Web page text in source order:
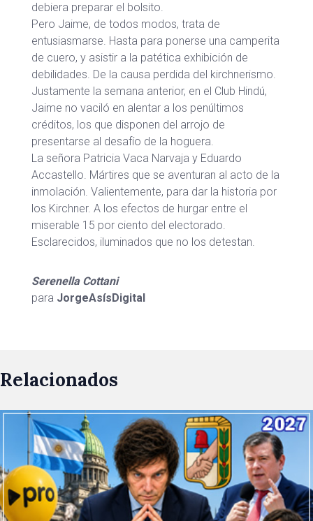
debiera preparar el bolsito.
Pero Jaime, de todos modos, trata de
entusiasmarse. Hasta para ponerse una camperita
de cuero, y asistir a la patética exhibición de
debilidades. De la causa perdida del kirchnerismo.
Justamente la semana anterior, en el Club Hindú,
Jaime no vaciló en alentar a los penúltimos
créditos, los que disponen del arrojo de
presentarse al desafío de la hoguera.
La señora Patricia Vaca Narvaja y Eduardo
Accastello. Mártires que se aventuran al acto de la
inmolación. Valientemente, para dar la historia por
los Kirchner. A los efectos de hurgar entre el
miserable 15 por ciento del electorado.
Esclarecidos, iluminados que no los detestan.
Serenella Cottani
para JorgeAsísDigital
Relacionados